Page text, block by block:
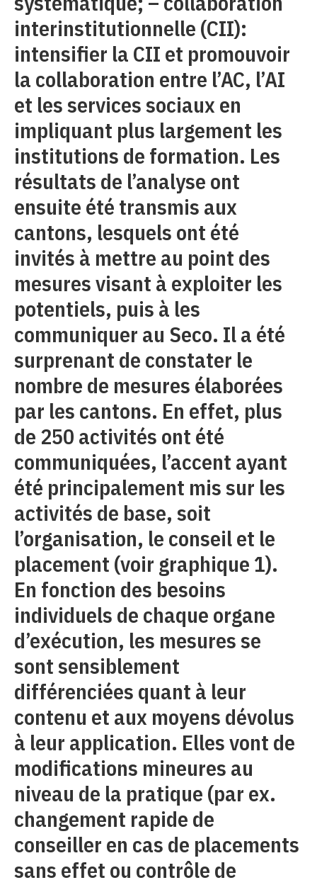
interinstitutionnelle (CII):
intensifier la CII et promouvoir
la collaboration entre l’AC, l’AI
et les services sociaux en
impliquant plus largement les
institutions de formation. Les
résultats de l’analyse ont
ensuite été transmis aux
cantons, lesquels ont été
invités à mettre au point des
mesures visant à exploiter les
potentiels, puis à les
communiquer au Seco. Il a été
surprenant de constater le
nombre de mesures élaborées
par les cantons. En effet, plus
de 250 activités ont été
communiquées, l’accent ayant
été principalement mis sur les
activités de base, soit
l’organisation, le conseil et le
placement (voir graphique 1).
En fonction des besoins
individuels de chaque organe
d’exécution, les mesures se
sont sensiblement
différenciées quant à leur
contenu et aux moyens dévolus
à leur application. Elles vont de
modifications mineures au
niveau de la pratique (par ex.
changement rapide de
conseiller en cas de placements
sans effet ou contrôle de